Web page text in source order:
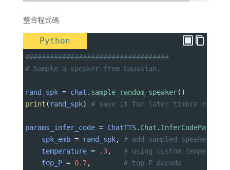
整合程式碼
Python
###################################
# Sample a speaker from Gaussian.
rand_spk = chat . sample_random_speaker()
print ( rand_spk) # save it for later timbre
params_infer_code = ChatTTS. Chat . InferCodeParams
spk_emb = rand_spk, # add sampled speaker
temperature = .3, # using custom temperature
top_P = 0.7, # top P decode